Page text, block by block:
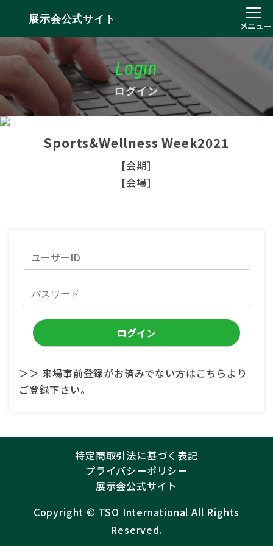
展示会公式サイト
メニュー
Login
ログイン
Sports&Wellness Week2021
[会期]
[会場]
＞＞ 来場事前登録がお済みでない方はこちらより
ご登録下さい。
特定商取引法に基づく表記
プライバシーポリシー
展示会公式サイト
Copyright ©︎ TSO International All Rights
Reserved.